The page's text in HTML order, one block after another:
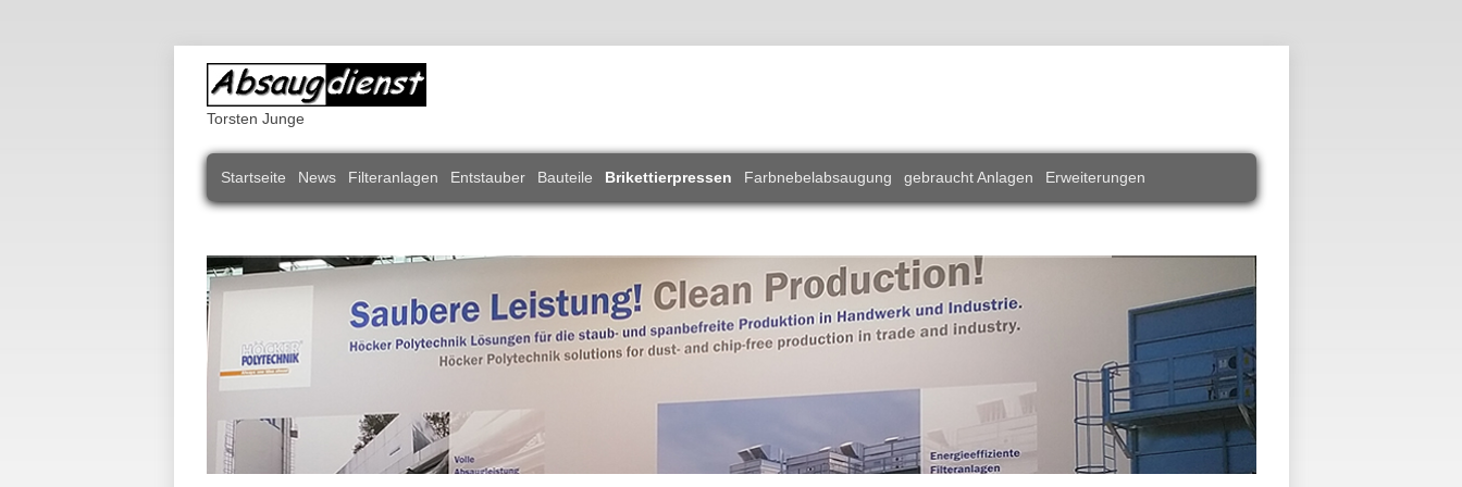
Torsten Junge
Navigation
Startseite News Filteranlagen Entstauber Bauteile Brikettierpressen Farbnebelabsaugung gebraucht Anlagen Erweiterungen